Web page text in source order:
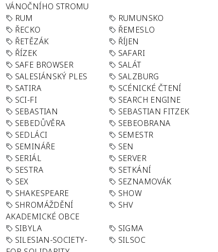
VÁNOČNÍHO STROMU
RUM
RUMUNSKO
ŘECKO
ŘEMESLO
ŘETĚZÁK
ŘÍJEN
ŘÍZEK
SAFARI
SAFE BROWSER
SALÁT
SALESIÁNSKÝ PLES
SALZBURG
SATIRA
SCÉNICKÉ ČTENÍ
SCI-FI
SEARCH ENGINE
SEBASTIAN
SEBASTIAN FITZEK
SEBEDŮVĚRA
SEBEOBRANA
SEDLÁCI
SEMESTR
SEMINÁŘE
SEN
SERIÁL
SERVER
SESTRA
SETKÁNÍ
SEX
SEZNAMOVÁK
SHAKESPEARE
SHOW
SHROMÁŽDĚNÍ
AKADEMICKÉ OBCE
SHV
SIBYLA
SIGMA
SILESIAN-SOCIETY-
SILSOC